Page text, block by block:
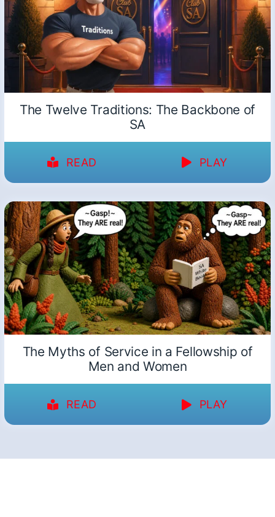
The Twelve Traditions: The Backbone of
SA
READ PLAY
The Myths of Service in a Fellowship of
Men and Women
READ PLAY